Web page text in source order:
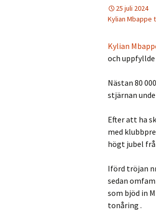
25 juli 2024
Kylian Mbappe
Kylian
och
Nästan 80
stjärnan
Efter att ha
med
högt jubel
Iförd tröjan
sedan
som bjöd in
tonåring .